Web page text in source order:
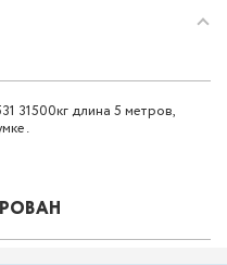
31500кг длина 5 метров,
.